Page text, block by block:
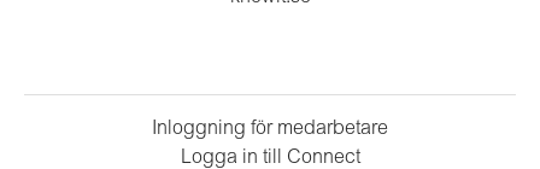
Inloggning för medarbetare
Logga in till Connect